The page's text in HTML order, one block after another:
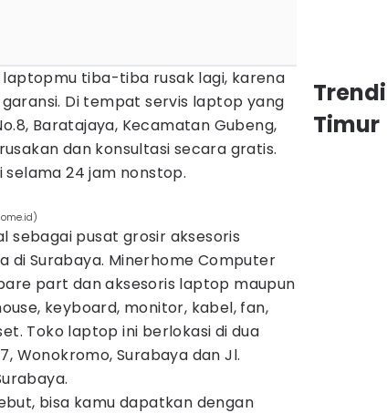
tiba-tiba rusak lagi, karena
Di tempat servis laptop yang
Baratajaya, Kecamatan Gubeng,
dan konsultasi secara gratis.
24 jam nonstop.
sebagai pusat grosir aksesoris
di Surabaya. Minerhome Computer
part dan aksesoris laptop maupun
keyboard, monitor, kabel, fan,
Toko laptop ini berlokasi di dua
Wonokromo, Surabaya dan Jl.
bisa kamu dapatkan dengan
Timur